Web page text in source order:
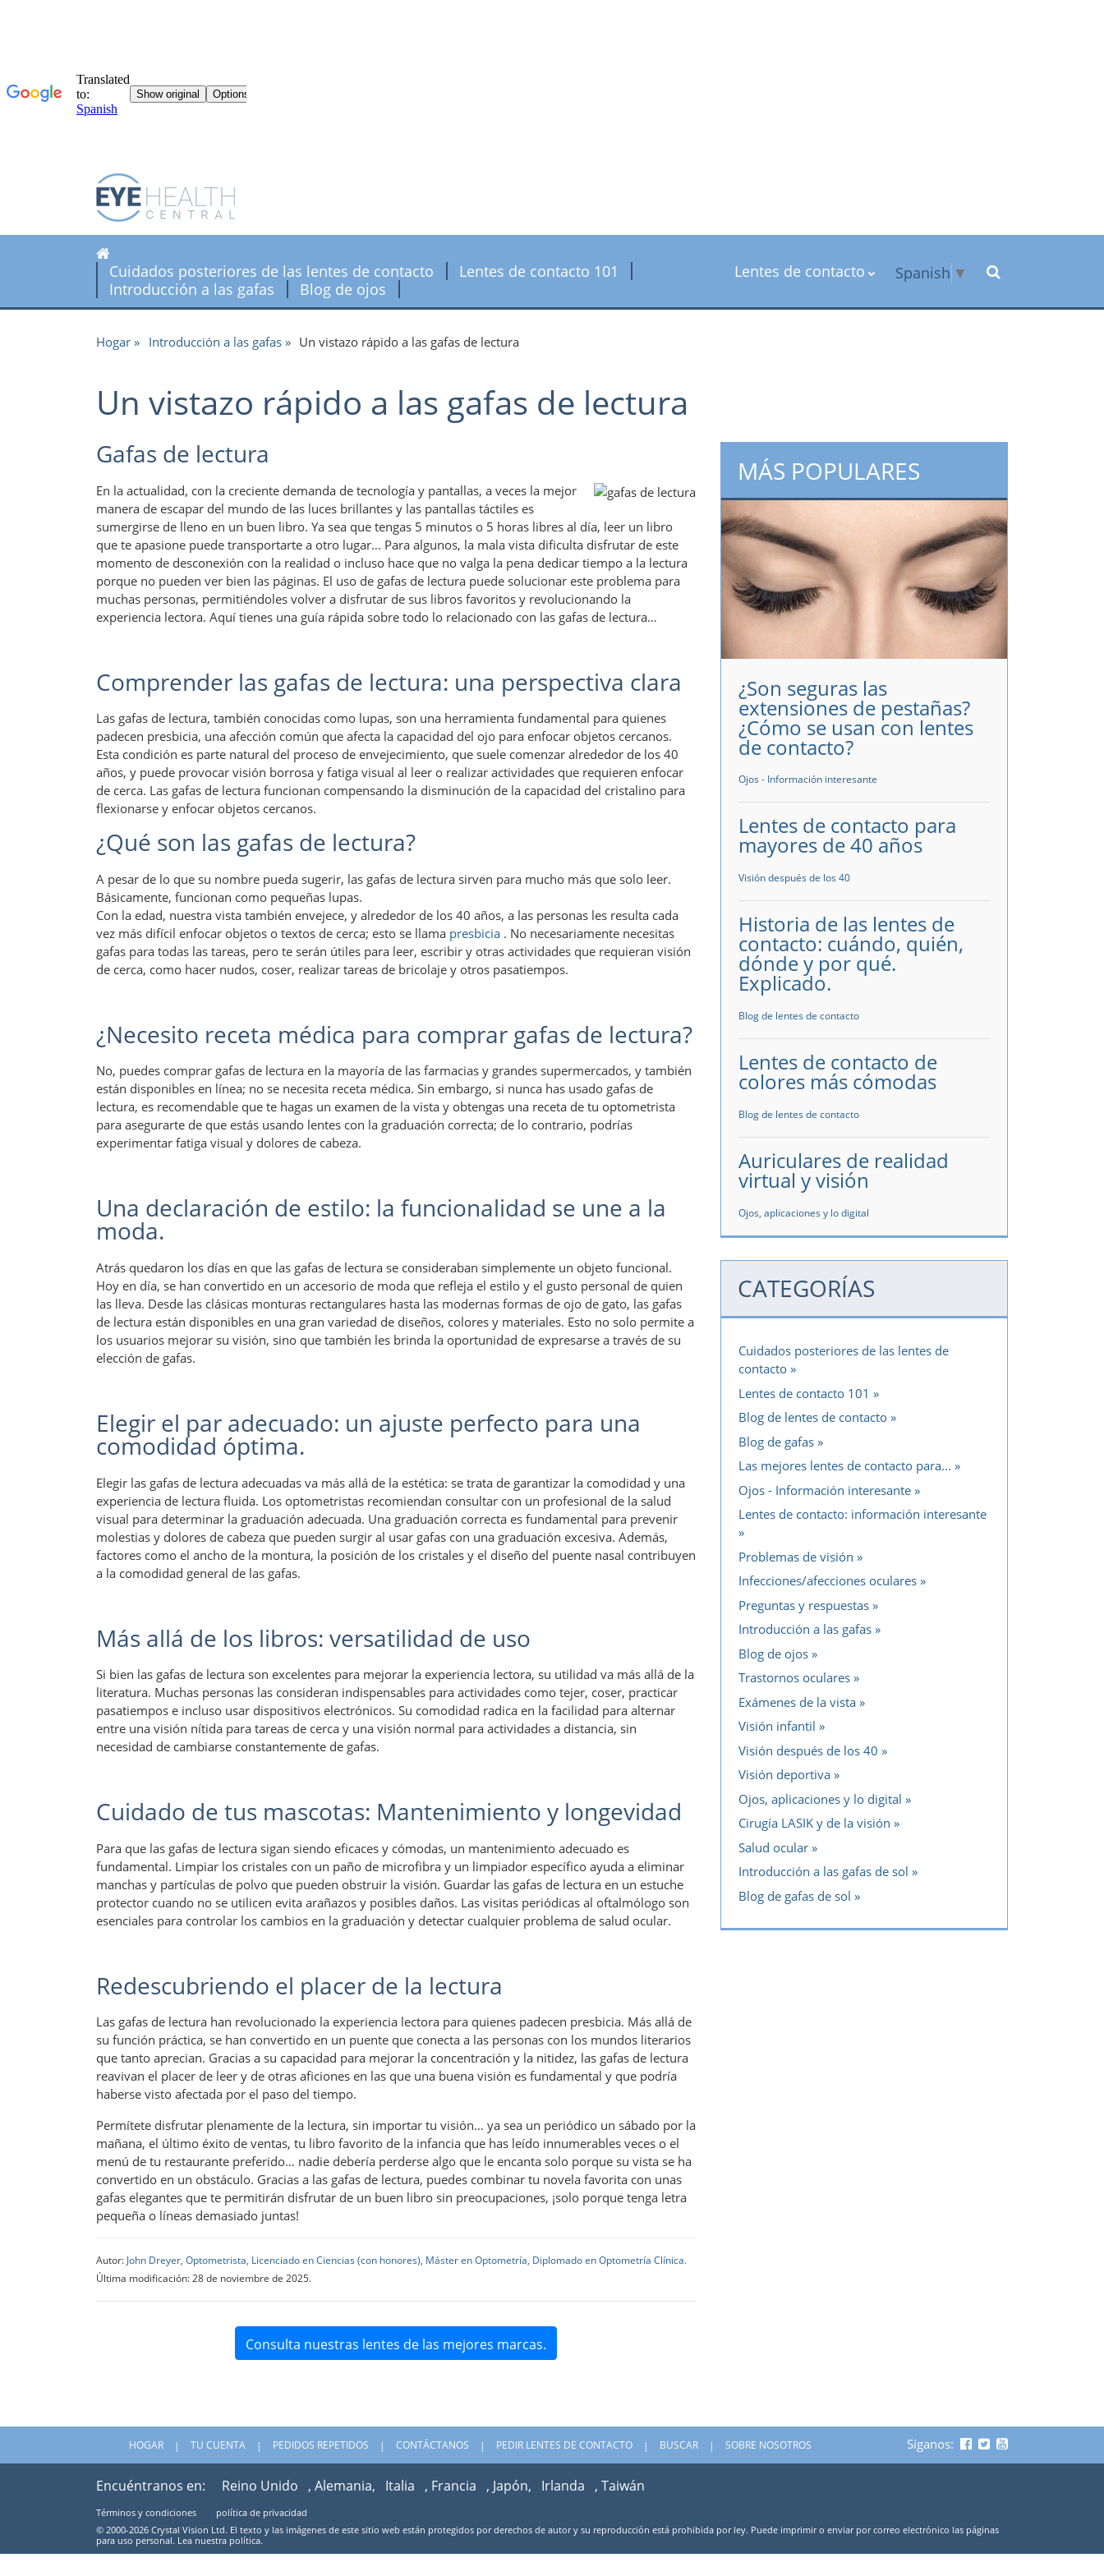
Cuidados posteriores de las lentes de contacto
Lentes de contacto 101
Introducción a las gafas
Blog de ojos
Lentes de contacto Spanish ▼
Hogar Introducción a las gafas Un vistazo rápido a las gafas de lectura
Un vistazo rápido a las gafas de lectura
Gafas de lectura
En la actualidad, con la creciente demanda de tecnología y pantallas, a veces la mejor
manera de escapar del mundo de las luces brillantes y las pantallas táctiles es
sumergirse de lleno en un buen libro. Ya sea que tengas 5 minutos o 5 horas libres al día, leer un libro
que te apasione puede transportarte a otro lugar… Para algunos, la mala vista dificulta disfrutar de este
momento de desconexión con la realidad o incluso hace que no valga la pena dedicar tiempo a la lectura
porque no pueden ver bien las páginas. El uso de gafas de lectura puede solucionar este problema para
muchas personas, permitiéndoles volver a disfrutar de sus libros favoritos y revolucionando la
experiencia lectora. Aquí tienes una guía rápida sobre todo lo relacionado con las gafas de lectura…
Comprender las gafas de lectura: una perspectiva clara
Las gafas de lectura, también conocidas como lupas, son una herramienta fundamental para quienes
padecen presbicia, una afección común que afecta la capacidad del ojo para enfocar objetos cercanos.
Esta condición es parte natural del proceso de envejecimiento, que suele comenzar alrededor de los 40
años, y puede provocar visión borrosa y fatiga visual al leer o realizar actividades que requieren enfocar
de cerca. Las gafas de lectura funcionan compensando la disminución de la capacidad del cristalino para
flexionarse y enfocar objetos cercanos.
¿Qué son las gafas de lectura?
A pesar de lo que su nombre pueda sugerir, las gafas de lectura sirven para mucho más que solo leer.
Básicamente, funcionan como pequeñas lupas.
Con la edad, nuestra vista también envejece, y alrededor de los 40 años, a las personas les resulta cada
vez más difícil enfocar objetos o textos de cerca; esto se llama presbicia . No necesariamente necesitas
gafas para todas las tareas, pero te serán útiles para leer, escribir y otras actividades que requieran visión
de cerca, como hacer nudos, coser, realizar tareas de bricolaje y otros pasatiempos.
¿Necesito receta médica para comprar gafas de lectura?
No, puedes comprar gafas de lectura en la mayoría de las farmacias y grandes supermercados, y también
están disponibles en línea; no se necesita receta médica. Sin embargo, si nunca has usado gafas de
lectura, es recomendable que te hagas un examen de la vista y obtengas una receta de tu optometrista
para asegurarte de que estás usando lentes con la graduación correcta; de lo contrario, podrías
experimentar fatiga visual y dolores de cabeza.
Una declaración de estilo: la funcionalidad se une a la
moda.
Atrás quedaron los días en que las gafas de lectura se consideraban simplemente un objeto funcional.
Hoy en día, se han convertido en un accesorio de moda que refleja el estilo y el gusto personal de quien
las lleva. Desde las clásicas monturas rectangulares hasta las modernas formas de ojo de gato, las gafas
de lectura están disponibles en una gran variedad de diseños, colores y materiales. Esto no solo permite a
los usuarios mejorar su visión, sino que también les brinda la oportunidad de expresarse a través de su
elección de gafas.
Elegir el par adecuado: un ajuste perfecto para una
comodidad óptima.
Elegir las gafas de lectura adecuadas va más allá de la estética: se trata de garantizar la comodidad y una
experiencia de lectura fluida. Los optometristas recomiendan consultar con un profesional de la salud
visual para determinar la graduación adecuada. Una graduación correcta es fundamental para prevenir
molestias y dolores de cabeza que pueden surgir al usar gafas con una graduación excesiva. Además,
factores como el ancho de la montura, la posición de los cristales y el diseño del puente nasal contribuyen
a la comodidad general de las gafas.
Más allá de los libros: versatilidad de uso
Si bien las gafas de lectura son excelentes para mejorar la experiencia lectora, su utilidad va más allá de la
literatura. Muchas personas las consideran indispensables para actividades como tejer, coser, practicar
pasatiempos e incluso usar dispositivos electrónicos. Su comodidad radica en la facilidad para alternar
entre una visión nítida para tareas de cerca y una visión normal para actividades a distancia, sin
necesidad de cambiarse constantemente de gafas.
Cuidado de tus mascotas: Mantenimiento y longevidad
Para que las gafas de lectura sigan siendo eficaces y cómodas, un mantenimiento adecuado es
fundamental. Limpiar los cristales con un paño de microfibra y un limpiador específico ayuda a eliminar
manchas y partículas de polvo que pueden obstruir la visión. Guardar las gafas de lectura en un estuche
protector cuando no se utilicen evita arañazos y posibles daños. Las visitas periódicas al oftalmólogo son
esenciales para controlar los cambios en la graduación y detectar cualquier problema de salud ocular.
Redescubriendo el placer de la lectura
Las gafas de lectura han revolucionado la experiencia lectora para quienes padecen presbicia. Más allá de
su función práctica, se han convertido en un puente que conecta a las personas con los mundos literarios
que tanto aprecian. Gracias a su capacidad para mejorar la concentración y la nitidez, las gafas de lectura
reavivan el placer de leer y de otras aficiones en las que una buena visión es fundamental y que podría
haberse visto afectada por el paso del tiempo.
Permítete disfrutar plenamente de la lectura, sin importar tu visión… ya sea un periódico un sábado por la
mañana, el último éxito de ventas, tu libro favorito de la infancia que has leído innumerables veces o el
menú de tu restaurante preferido… nadie debería perderse algo que le encanta solo porque su vista se ha
convertido en un obstáculo. Gracias a las gafas de lectura, puedes combinar tu novela favorita con unas
gafas elegantes que te permitirán disfrutar de un buen libro sin preocupaciones, ¡solo porque tenga letra
pequeña o líneas demasiado juntas!
Autor:John Dreyer, Optometrista, Licenciado en Ciencias (con honores), Máster en Optometría, Diplomado en Optometría Clínica.
Última modificación: 28 de noviembre de 2025.
Consulta nuestras lentes de las mejores marcas.
MÁS POPULARES
¿Son seguras las
extensiones de pestañas?
¿Cómo se usan con lentes
de contacto?
Ojos - Información interesante
Lentes de contacto para
mayores de 40 años
Visión después de los 40
Historia de las lentes de
contacto: cuándo, quién,
dónde y por qué.
Explicado.
Blog de lentes de contacto
Lentes de contacto de
colores más cómodas
Blog de lentes de contacto
Auriculares de realidad
virtual y visión
Ojos, aplicaciones y lo digital
CATEGORÍAS
Cuidados posteriores de las lentes de
contacto
Lentes de contacto 101
Blog de lentes de contacto
Blog de gafas
Las mejores lentes de contacto para...
Ojos - Información interesante
Lentes de contacto: información interesante
Problemas de visión
Infecciones/afecciones oculares
Preguntas y respuestas
Introducción a las gafas
Blog de ojos
Trastornos oculares
Exámenes de la vista
Visión infantil
Visión después de los 40
Visión deportiva
Ojos, aplicaciones y lo digital
Cirugía LASIK y de la visión
Salud ocular
Introducción a las gafas de sol
Blog de gafas de sol
HOGAR TU CUENTA PEDIDOS REPETIDOS CONTÁCTANOS PEDIR LENTES DE CONTACTO BUSCAR SOBRE NOSOTROS Síganos:
Encuéntranos en: Reino Unido , Alemania, Italia , Francia , Japón, Irlanda , Taiwán
Términos y condiciones
política de privacidad
© 2000-2026 Crystal Vision Ltd. El texto y las imágenes de este sitio web están protegidos por derechos de autor y su reproducción está prohibida por ley. Puede imprimir o enviar por correo electrónico las páginas
para uso personal. Lea nuestra política.